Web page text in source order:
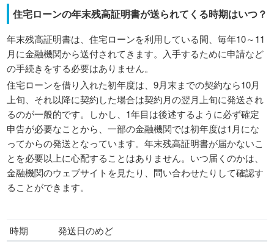
住宅ローンの年末残高証明書が送られてくる時期はいつ？
年末残高証明書は、住宅ローンを利用している間、毎年10～11
月に金融機関から送付されてきます。入手するために申請など
の手続きをする必要はありません。
住宅ローンを借り入れた初年度は、9月末までの契約なら10月
上旬、それ以降に契約した場合は契約月の翌月上旬に発送され
るのが一般的です。しかし、1年目は後述するように必ず確定
申告が必要なことから、一部の金融機関では初年度は1月にな
ってからの発送となっています。年末残高証明書が届かないこ
とを必要以上に心配することはありません。いつ届くのかは、
金融機関のウェブサイトを見たり、問い合わせたりして確認す
ることができます。
時期
発送日のめど